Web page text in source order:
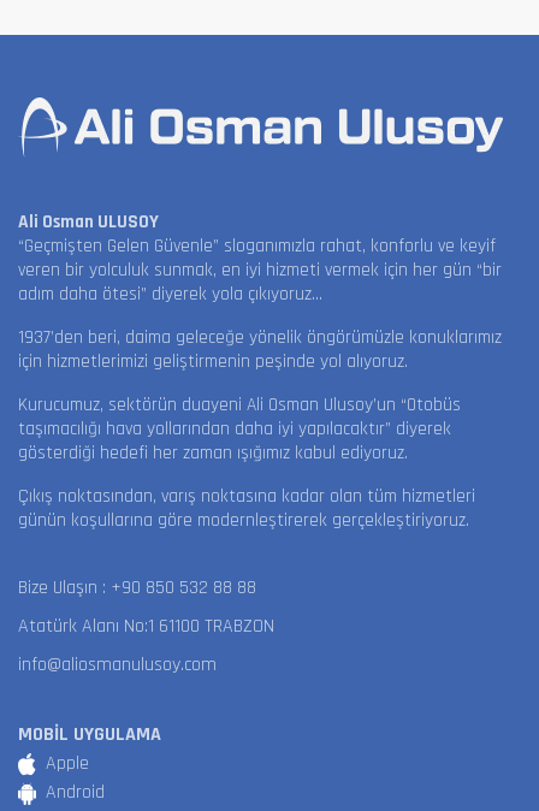
Ali Osman ULUSOY
“Geçmişten Gelen Güvenle” sloganımızla rahat, konforlu ve keyif
veren bir yolculuk sunmak, en iyi hizmeti vermek için her gün “bir
adım daha ötesi” diyerek yola çıkıyoruz…
1937’den beri, daima geleceğe yönelik öngörümüzle konuklarımız
için hizmetlerimizi geliştirmenin peşinde yol alıyoruz.
Kurucumuz, sektörün duayeni Ali Osman Ulusoy’un “Otobüs
taşımacılığı hava yollarından daha iyi yapılacaktır” diyerek
gösterdiği hedefi her zaman ışığımız kabul ediyoruz.
Çıkış noktasından, varış noktasına kadar olan tüm hizmetleri
günün koşullarına göre modernleştirerek gerçekleştiriyoruz.
Bize Ulaşın : +90 850 532 88 88
Atatürk Alanı No:1 61100 TRABZON
info@aliosmanulusoy.com
MOBİL UYGULAMA
Apple
Android